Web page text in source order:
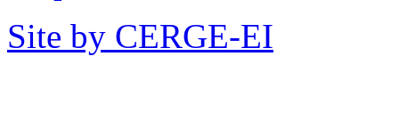
Site by CERGE-EI